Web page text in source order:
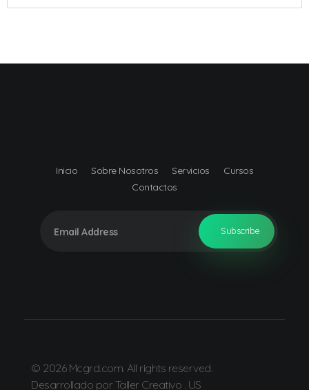
Inicio Sobre Nosotros Servicios
Cursos
Contactos
© 2026 Mcgrd.com. All rights reserved.
Desarrollado por Taller Creativo . US